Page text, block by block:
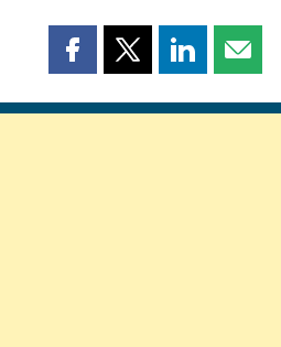
Partager
page
Partager
page
Partager
page page